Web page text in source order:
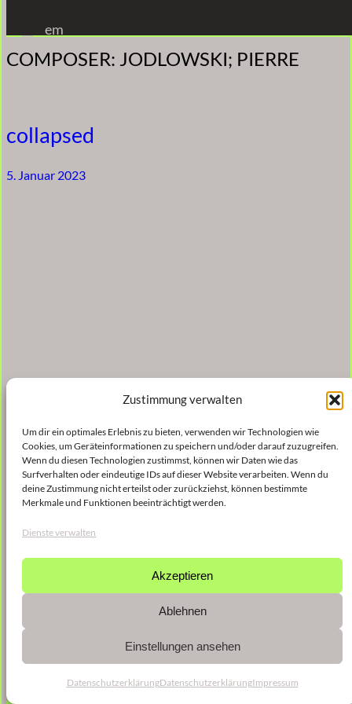
Zustimmung verwalten
Um dir ein optimales Erlebnis zu bieten, verwenden wir Technologien wie
Cookies, um Geräteinformationen zu speichern und/oder darauf zuzugreifen.
Wenn du diesen Technologien zustimmst, können wir Daten wie das
Surfverhalten oder eindeutige IDs auf dieser Website verarbeiten. Wenn du
deine Zustimmung nicht erteilst oder zurückziehst, können bestimmte
Merkmale und Funktionen beeinträchtigt werden.
Dienste verwalten
Akzeptieren
Ablehnen
Einstellungen ansehen
DatenschutzerklärungDatenschutzerklärungImpressum
Inhalt
springen
em
COMPOSER: JODLOWSKI; PIERRE
collapsed
5. Januar 2023